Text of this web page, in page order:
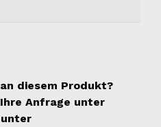
diesem Produkt?
Anfrage unter